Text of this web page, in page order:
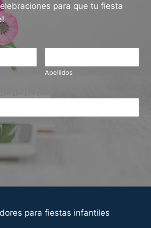
para que tu fiesta
Apellidos
para fiestas infantiles